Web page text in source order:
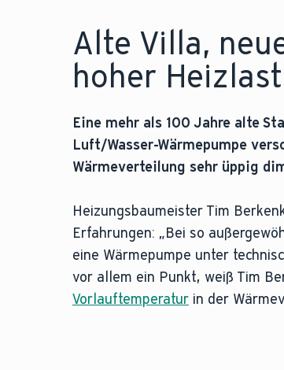
Alte Villa,
hoher
Eine mehr als 100 Jahre alte
Luft/Wasser-Wärmepumpe
Wärmeverteilung sehr üppig
Heizungsbaumeister Tim
Erfahrungen: „Bei so
eine Wärmepumpe unter
vor allem ein Punkt, weiß Tim
Vorlauftemperatur in der